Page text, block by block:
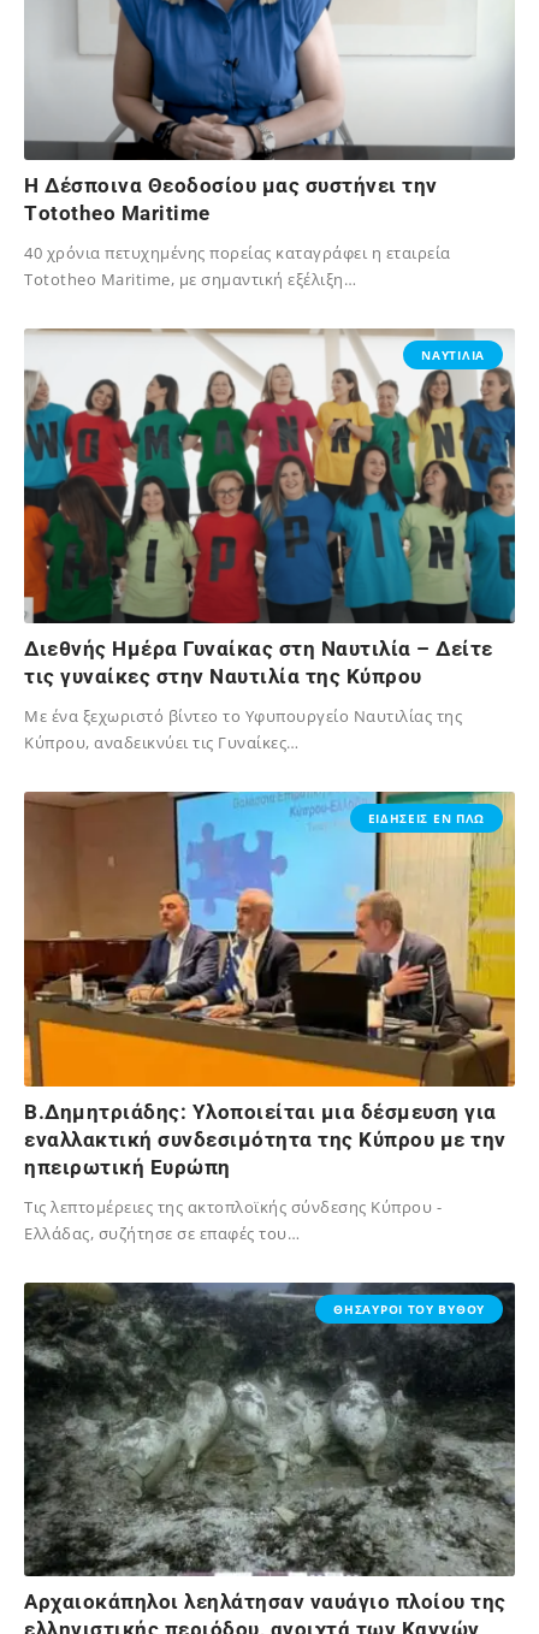
H Δέσποινα Θεοδοσίου μας συστήνει την
Τototheo Maritime
40 χρόνια πετυχημένης πορείας καταγράφει η εταιρεία
Tototheo Maritime, με σημαντική εξέλιξη…
ΝΑΥΤΙΛΙΑ
Διεθνής Ημέρα Γυναίκας στη Ναυτιλία – Δείτε
τις γυναίκες στην Ναυτιλία της Κύπρου
Με ένα ξεχωριστό βίντεο το Υφυπουργείο Ναυτιλίας της
Κύπρου, αναδεικνύει τις Γυναίκες…
ΕΙΔΗΣΕΙΣ ΕΝ ΠΛΩ
Β.Δημητριάδης: Υλοποιείται μια δέσμευση για
εναλλακτική συνδεσιμότητα της Κύπρου με την
ηπειρωτική Ευρώπη
Tις λεπτομέρειες της ακτοπλοϊκής σύνδεσης Κύπρου -
Ελλάδας, συζήτησε σε επαφές του…
ΘΗΣΑΥΡΟΙ ΤΟΥ ΒΥΘΟΥ
Αρχαιοκάπηλοι λεηλάτησαν ναυάγιο πλοίου της